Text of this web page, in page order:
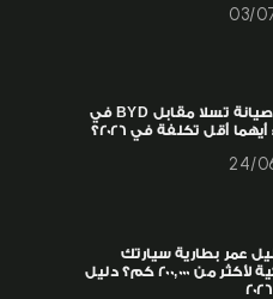
03/
تكاليف صيانة تسلا مقابل BYD في
أيهما أقل تكلفة في 2026؟
24/
عمر بطارية سيارتك
الكهربائية لأكثر من 200,000 كم؟ دليل